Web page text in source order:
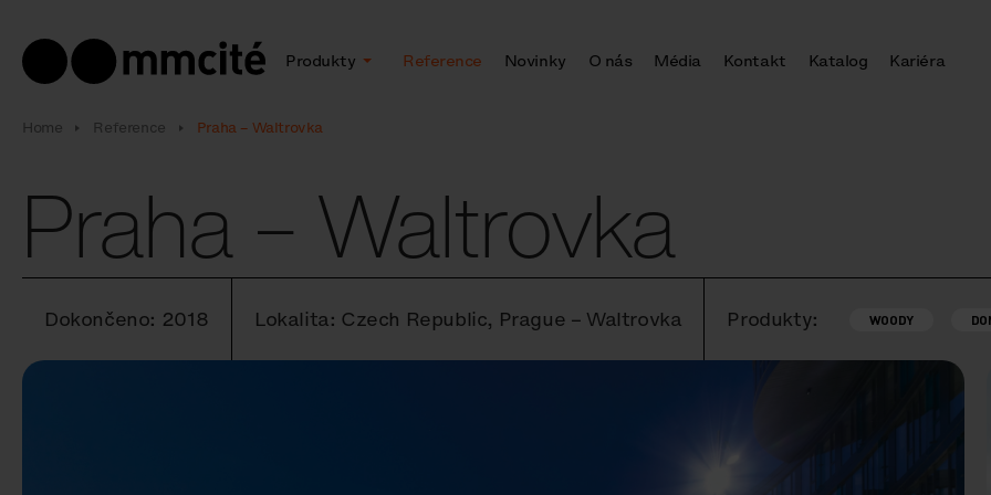
Produkty Reference Novinky O nás Média Kontakt Katalog Kariéra
Home Reference Praha – Waltrovka
Praha – Waltrovka
Dokončeno: 2018 Lokalita: Czech Republic, Prague – Waltrovka Produkty: WOODY